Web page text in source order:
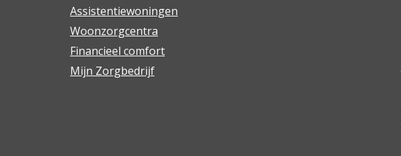
Assistentiewoningen
Woonzorgcentra
Financieel comfort
Mijn Zorgbedrijf